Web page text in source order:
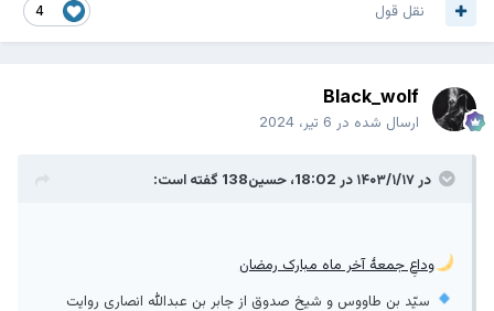
4 نقل قول
Black_wolf
ارسال شده در 6 تیر، 2024
در ۱۴۰۳/۱/۱۷ در 18:02، حسین138 گفته است:
وداعِ جمعۀ آخر ماه مبارک رمضان
سيّد بن طاووس و شيخ صدوق از جابر بن عبدالله انصارى روايت